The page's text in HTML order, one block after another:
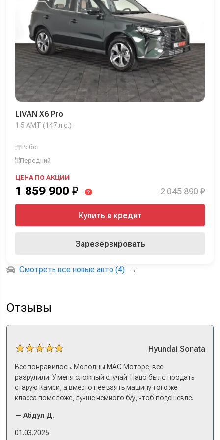
LIVAN X6 Pro
1.5 AMT (147 л.с.)
Робот
Передний
ЦЕНА ПО АКЦИИ
1 859 900 ₽ ? 2 045 890 ₽
Купить в кредит
Зарезервировать
Смотреть все новые авто (4) →
Отзывы
Hyundai Sonata
Все понравилось. Молодцы МАС Моторс, все
разрулили. У меня сложный случай. Надо было продать
старую Камри, а вместо нее взять машину того же
класса помоложе, лучше немного б/у, чтоб подешевле.
либо самому всем этим заниматься – а работать когда?
Либо искать салон, где есть нормальный трейд-ин. И
— Абдул Д.
01.03.2025